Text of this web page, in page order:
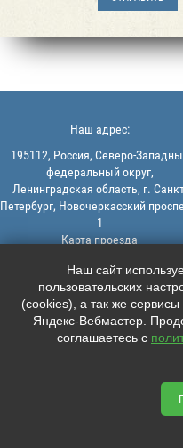
Наш адрес:
195112, Россия, Северо-
федеральный округ,
Ленинградская область, г.
Петербург, Новочеркасский
1
Карта проезда
Мы в соцсетях:
    
Наш сайт
пользовательских
(cookies), а так же
Яндекс-Вебмастер.
соглашаетесь с